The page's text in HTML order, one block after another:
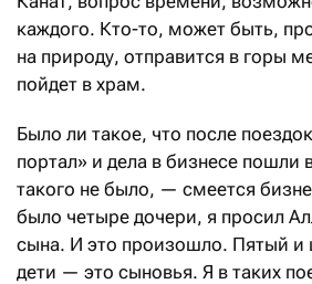
каждого. Кто-то, может быть,
на природу, отправится в горы
пойдет в храм.
Было ли такое, что после
портал» и дела в бизнесе пошли
такого не было, — смеется
было четыре дочери, я просил
сына. И это произошло. Пятый и
дети — это сыновья. Я в таких